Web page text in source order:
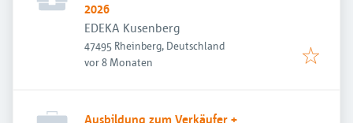
2026
EDEKA Kusenberg
47495 Rheinberg, Deutschland
Veröffentlicht:
vor 8 Monaten
Ausbildung zum Verkäufer +